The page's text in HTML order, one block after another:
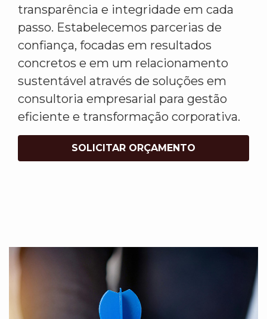
transparência e integridade em cada
passo. Estabelecemos parcerias de
confiança, focadas em resultados
concretos e em um relacionamento
sustentável através de soluções em
consultoria empresarial para gestão
eficiente e transformação corporativa.
SOLICITAR ORÇAMENTO